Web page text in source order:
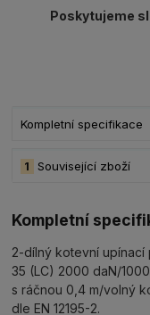
Poskytujeme
Kompletní specifikace
Související zboží
1
Kompletní
2-dílný kotevní upínací
35 (LC) 2000 daN/
s ráčnou 0,4 m/volný
dle EN 12195-2.